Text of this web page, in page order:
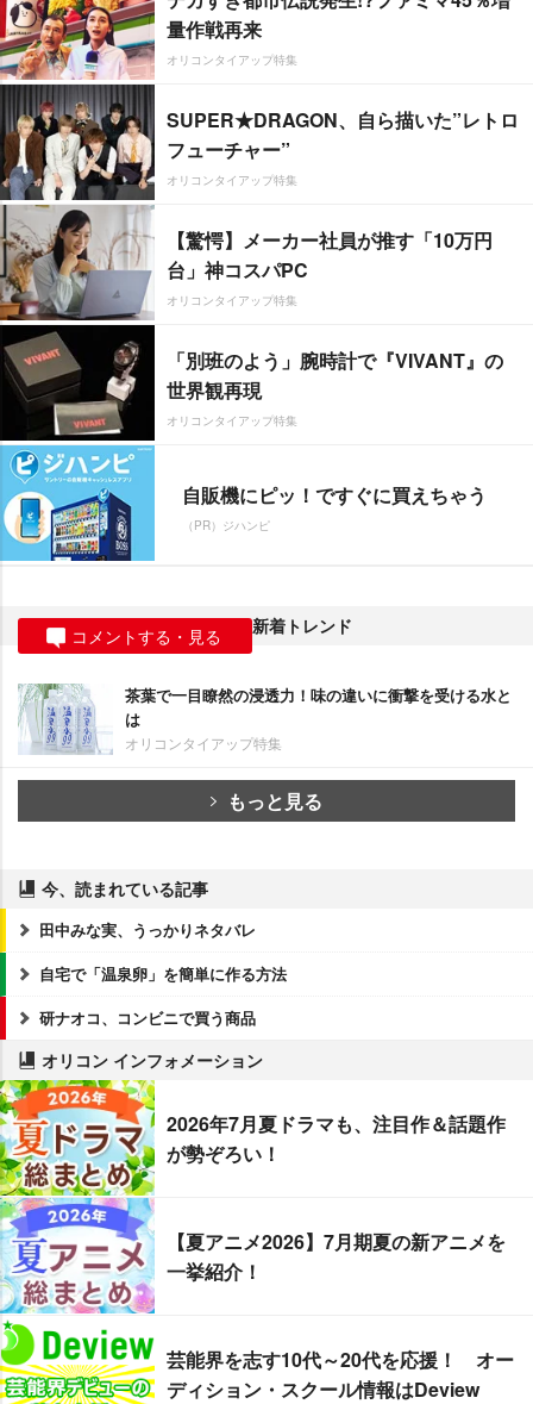
量作戦再来
オリコンタイアップ特集
SUPER★DRAGON、自ら描いた”レトロ
フューチャー”
オリコンタイアップ特集
【驚愕】メーカー社員が推す「10万円
台」神コスパPC
オリコンタイアップ特集
「別班のよう」腕時計で『VIVANT』の
世界観再現
オリコンタイアップ特集
自販機にピッ！ですぐに買えちゃう
（PR）ジハンピ
コメントする・見る 新着トレンド
茶葉で一目瞭然の浸透力！味の違いに衝撃を受ける水と
は
オリコンタイアップ特集
もっと見る
今、読まれている記事
田中みな実、うっかりネタバレ
自宅で「温泉卵」を簡単に作る方法
研ナオコ、コンビニで買う商品
オリコン インフォメーション
2026年7月夏ドラマも、注目作＆話題作
が勢ぞろい！
【夏アニメ2026】7月期夏の新アニメを
一挙紹介！
芸能界を志す10代～20代を応援！ オー
ディション・スクール情報はDeview